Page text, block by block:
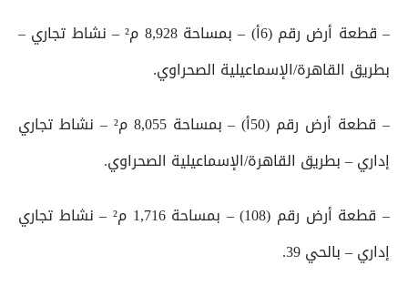
– قطعة أرض رقم (6أ) – بمساحة 8,928 م² – نشاط تجاري –
بطريق القاهرة/الإسماعيلية الصحراوي.
– قطعة أرض رقم (50أ) – بمساحة 8,055 م² – نشاط تجاري
إداري – بطريق القاهرة/الإسماعيلية الصحراوي.
– قطعة أرض رقم (108) – بمساحة 1,716 م² – نشاط تجاري
إداري – بالحي 39.